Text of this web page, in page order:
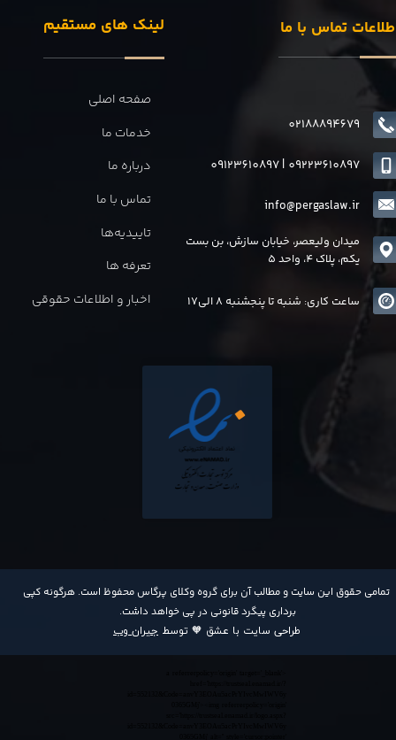
​تمامی حقوق این سایت و مطالب آن برای گروه وکلای پرگاس محفوظ است. هرگونه کپی
برداری پیگرد قانونی در پی خواهد داشت​​​​​​​.
طراحی سایت با عشق 🧡 توسط جیران وب
لینک های مستقیم
صفحه اصلی
خدمات ما
درباره ما
تماس با ما
تاییدیه‌ها
تعرفه ها
اخبار و اطلاعات حقوقی
تماس با ما
02188894679
info@pergaslaw.ir
09123610897| 09223610897
میدان ولیعصر، خیابان سازش، بن بست
یکم، پلاک 4، واحد 5
ساعت کاری: شنبه تا پنجشنبه 8 الی17